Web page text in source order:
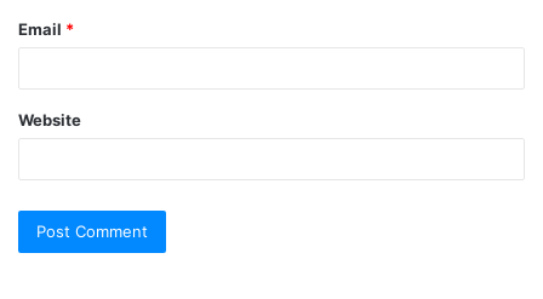
Email *
Website